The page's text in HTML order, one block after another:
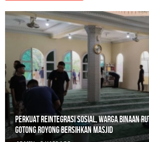
Polisi Sita 82 Paket Ganja Siap Edar di